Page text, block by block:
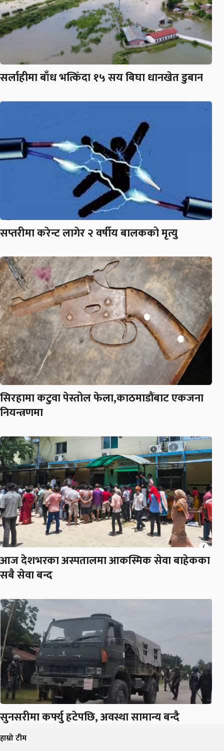
सर्लाहीमा बाँध भत्किँदा १५ सय बिघा धानखेत डुबान
सप्तरीमा करेन्ट लागेर २ वर्षीय बालकको मृत्यु
सिरहामा कटुवा पेस्तोल फेला,काठमाडौंबाट एकजना
नियन्त्रणमा
आज देशभरका अस्पतालमा आकस्मिक सेवा बाहेकका
सबै सेवा बन्द
सुनसरीमा कर्फ्यु हटेपछि, अवस्था सामान्य बन्दै
हाम्रो टीम